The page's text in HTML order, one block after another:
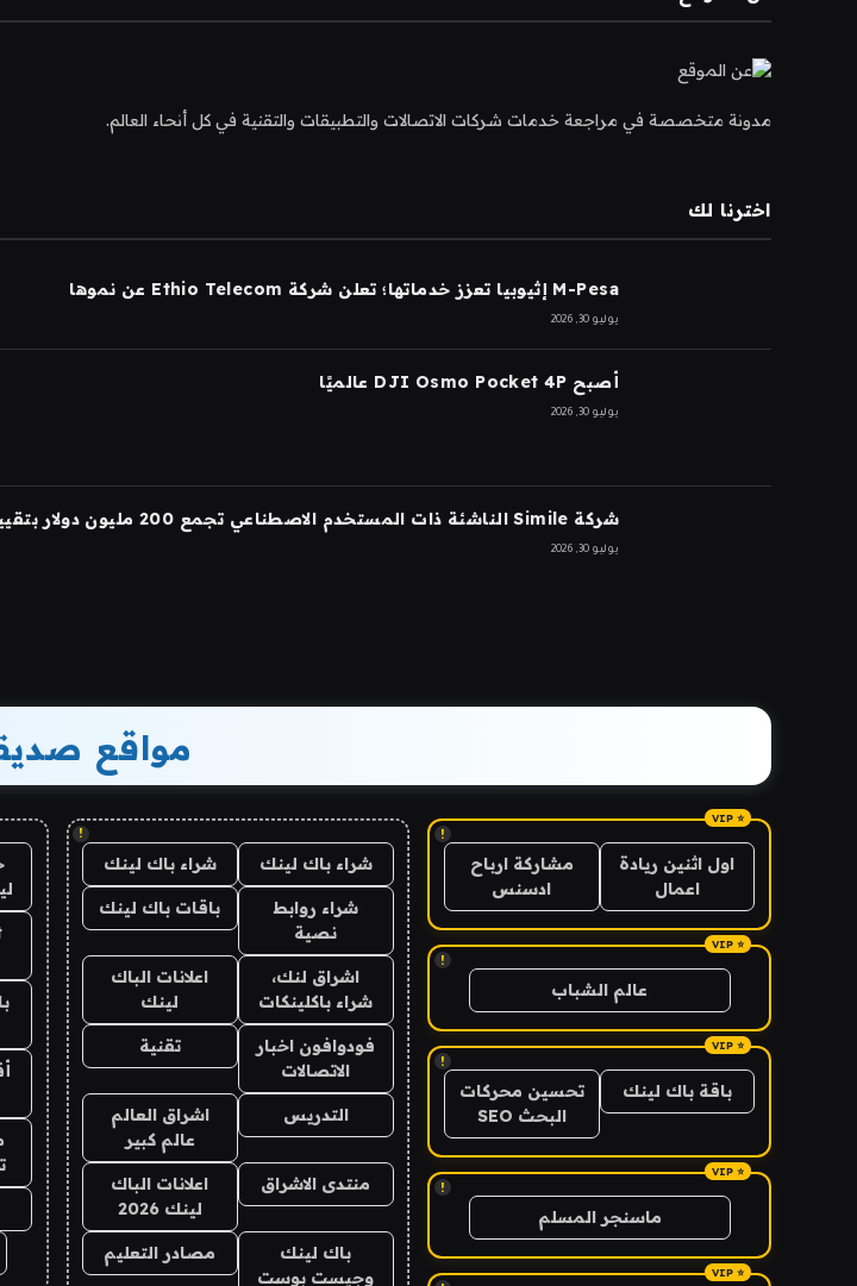
مدونة متخصصة في مراجعة خدمات شركات الاتصالات والتطبيقات والتقنية في كل أنحاء العالم.
اخترنا لك
M-Pesa إثيوبيا تعزز خدماتها؛ تعلن شركة Ethio Telecom عن نموها
يوليو 30, 2026
أصبح DJI Osmo Pocket 4P عالميًا
يوليو 30, 2026
شركة Simile الناشئة ذات المستخدم الاصطناعي تجمع 200 مليون دولار بتقييم 2 مليار دولار بعد 5 أشهر من السلسلة A بقيمة 100 مليون دولار
يوليو 30, 2026
مواقع
!
اول اثنين ريادة
اعمال
مشاركة ارباح
ادسنس
!
عالم الشباب
!
باقة باك لينك
تحسين محركات
البحث SEO
!
ماسنجر المسلم
!
شراء باك لينك شراء باك لينك
شراء روابط
نصية
باقات باك لينك
اشراق لنك،
شراء باكلينكات
اعلانات الباك
لينك
فودوافون اخبار
الاتصالات
تقنية
التدريس
اشراق العالم
عالم كبير
منتدى الاشراق
اعلانات الباك
لينك 2026
باك لينك
وجيست بوست
مصادر التعليم